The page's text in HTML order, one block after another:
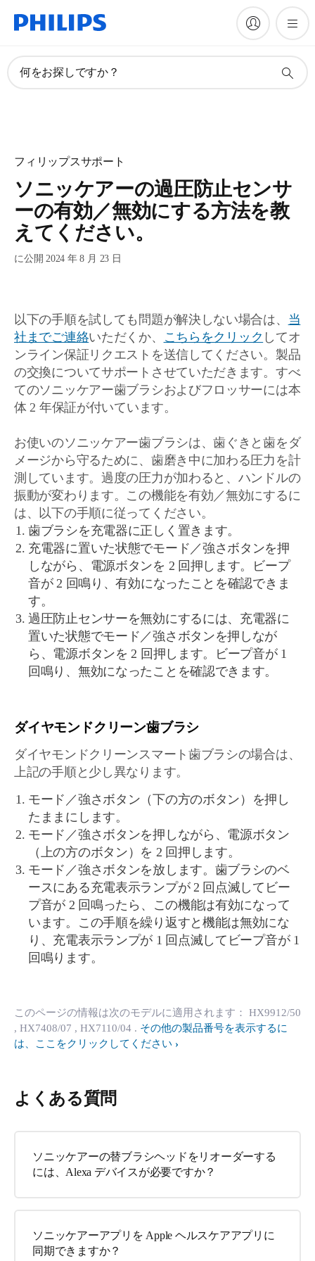
何をお探しですか？
フィリップスサポート
ソニッケアーの過圧防止センサ
ーの有効／無効にする方法を教
えてください。
に公開 2024 年 8 月 23 日
以下の手順を試しても問題が解決しない場合は、 当
社までご連絡いただくか、 こちらをクリック してオ
ンライン保証リクエストを送信してください。製品
の交換についてサポートさせていただきます。すべ
てのソニッケアー歯ブラシおよびフロッサーには本
体 2 年保証が付いています。
お使いのソニッケアー歯ブラシは、歯ぐきと歯をダ
メージから守るために、歯磨き中に加わる圧力を計
測しています。過度の圧力が加わると、ハンドルの
振動が変わります。この機能を有効／無効にするに
は、以下の手順に従ってください。
歯ブラシを充電器に正しく置きます。
充電器に置いた状態でモード／強さボタンを押
しながら、電源ボタンを 2 回押します。ビープ
音が 2 回鳴り、有効になったことを確認できま
す。
過圧防止センサーを無効にするには、充電器に
置いた状態でモード／強さボタンを押しなが
ら、電源ボタンを 2 回押します。ビープ音が 1
回鳴り、無効になったことを確認できます。
ダイヤモンドクリーン歯ブラシ
ダイヤモンドクリーンスマート歯ブラシの場合は、
上記の手順と少し異なります。
モード／強さボタン（下の方のボタン）を押し
たままにします。
モード／強さボタンを押しながら、電源ボタン
（上の方のボタン）を 2 回押します。
モード／強さボタンを放します。歯ブラシのベ
ースにある充電表示ランプが 2 回点滅してビー
プ音が 2 回鳴ったら、この機能は有効になって
います。この手順を繰り返すと機能は無効にな
り、充電表示ランプが 1 回点滅してビープ音が 1
回鳴ります。
このページの情報は次のモデルに適用されます： HX9912/50
, HX7408/07 , HX7110/04 . その他の製品番号を表示するに
は、ここをクリックしてください
よくある質問
ソニッケアーの替ブラシヘッドをリオーダーする
には、Alexa デバイスが必要ですか？
ソニッケアーアプリを Apple ヘルスケアアプリに
同期できますか？